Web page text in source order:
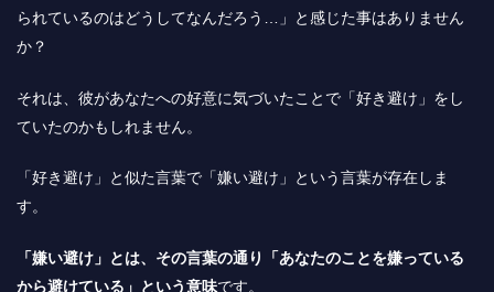
られているのはどうしてなんだろう…」と感じた事はありません
か？
それは、彼があなたへの好意に気づいたことで「好き避け」をし
ていたのかもしれません。
「好き避け」と似た言葉で「嫌い避け」という言葉が存在しま
す。
「嫌い避け」とは、その言葉の通り「あなたのことを嫌っている
から避けている」という意味です。